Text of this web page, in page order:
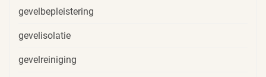
gevelbepleistering
gevelisolatie
gevelreiniging